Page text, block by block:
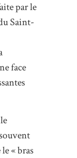
par le
Saint-
face
« bras